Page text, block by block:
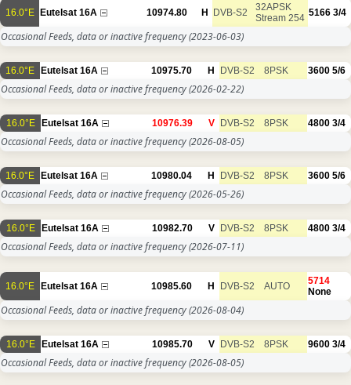
16.0°E Eutelsat 16A 10974.80 H DVB-S2
32APSK
Stream 254 5166 3/4
Occasional Feeds, data or inactive frequency(2023-06-03)
16.0°E Eutelsat 16A 10975.70 H DVB-S2 8PSK 3600 5/6
Occasional Feeds, data or inactive frequency(2026-02-22)
16.0°E Eutelsat 16A 10976.39 V DVB-S2 8PSK 4800 3/4
Occasional Feeds, data or inactive frequency(2026-08-05)
16.0°E Eutelsat 16A 10980.04 H DVB-S2 8PSK 3600 5/6
Occasional Feeds, data or inactive frequency(2026-05-26)
16.0°E Eutelsat 16A 10982.70 V DVB-S2 8PSK 4800 3/4
Occasional Feeds, data or inactive frequency(2026-07-11)
16.0°E Eutelsat 16A 10985.60 H DVB-S2 AUTO
5714
None
Occasional Feeds, data or inactive frequency(2026-08-04)
16.0°E Eutelsat 16A 10985.70 V DVB-S2 8PSK 9600 3/4
Occasional Feeds, data or inactive frequency(2026-08-05)